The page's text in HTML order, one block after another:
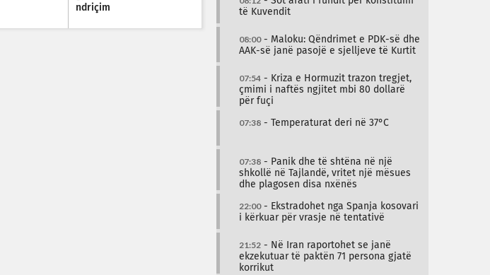
ndriçim
të Kuvendit
08:00- Maloku: Qëndrimet e PDK-së dhe
AAK-së janë pasojë e sjelljeve të Kurtit
07:54 - Kriza e Hormuzit trazon tregjet,
çmimi i naftës ngjitet mbi 80 dollarë
për fuçi
07:38 - Temperaturat deri në 37°C
07:38 - Panik dhe të shtëna në një
shkollë në Tajlandë, vritet një mësues
dhe plagosen disa nxënës
22:00- Ekstradohet nga Spanja kosovari
i kërkuar për vrasje në tentativë
21:52 - Në Iran raportohet se janë
ekzekutuar të paktën 71 persona gjatë
korrikut